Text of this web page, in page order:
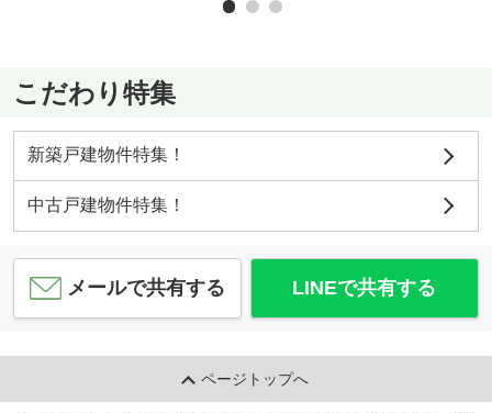
こだわり特集
新築戸建物件特集！
中古戸建物件特集！
メールで共有する LINEで共有する
ページトップへ